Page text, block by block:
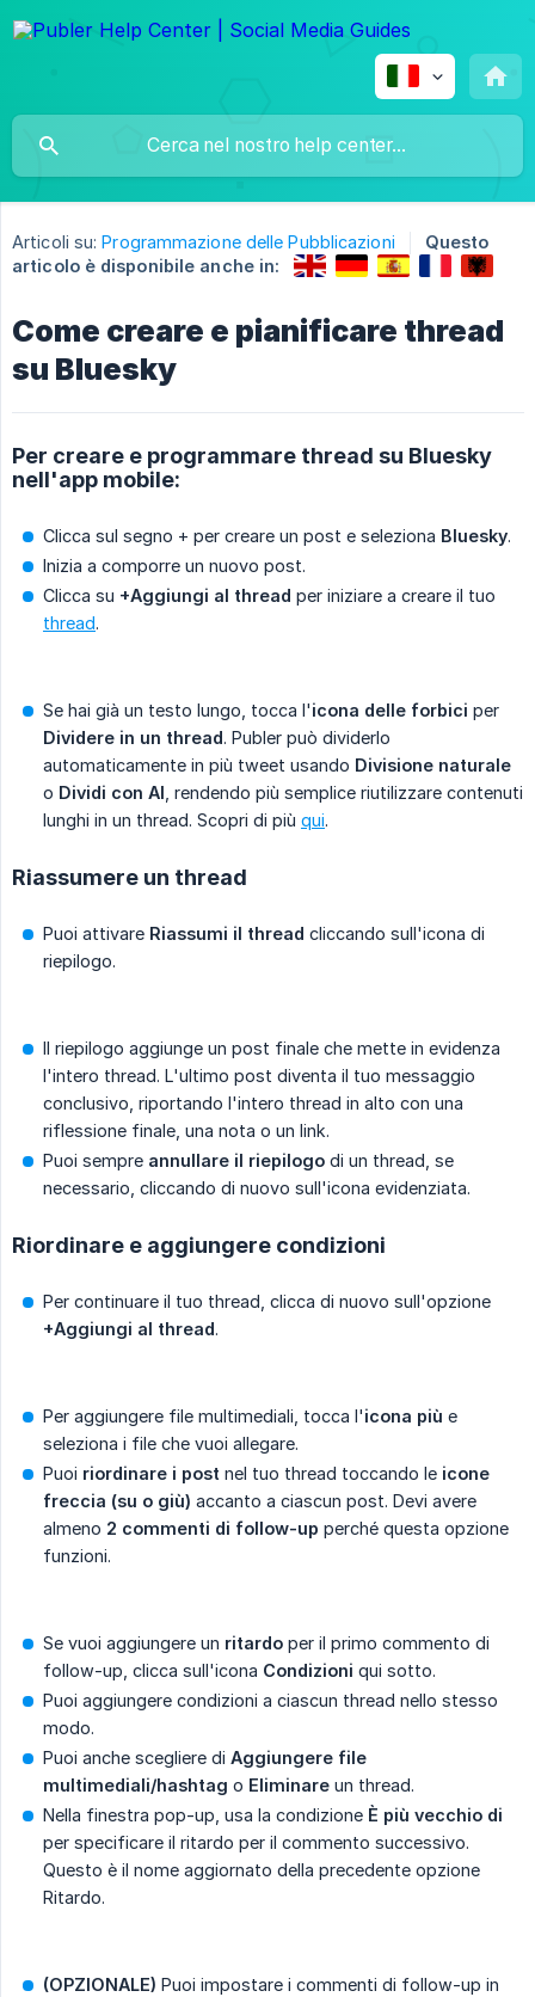
Articoli su: Programmazione delle Pubblicazioni
Questo
articolo è disponibile anche in:
Come creare e pianificare thread
su Bluesky
Per creare e programmare thread su Bluesky
nell'app mobile:
Clicca sul segno + per creare un post e seleziona Bluesky.
Inizia a comporre un nuovo post.
Clicca su +Aggiungi al thread per iniziare a creare il tuo
thread.
Se hai già un testo lungo, tocca l'icona delle forbici per
Dividere in un thread. Publer può dividerlo
automaticamente in più tweet usando Divisione naturale
o Dividi con AI , rendendo più semplice riutilizzare contenuti
lunghi in un thread. Scopri di più qui.
Riassumere un thread
Puoi attivare Riassumi il thread cliccando sull'icona di
riepilogo.
Il riepilogo aggiunge un post finale che mette in evidenza
l'intero thread. L'ultimo post diventa il tuo messaggio
conclusivo, riportando l'intero thread in alto con una
riflessione finale, una nota o un link.
Puoi sempre annullare il riepilogo di un thread, se
necessario, cliccando di nuovo sull'icona evidenziata.
Riordinare e aggiungere condizioni
Per continuare il tuo thread, clicca di nuovo sull'opzione
+Aggiungi al thread.
Per aggiungere file multimediali, tocca l'icona più e
seleziona i file che vuoi allegare.
Puoi riordinare i post nel tuo thread toccando le icone
freccia (su o giù) accanto a ciascun post. Devi avere
almeno 2 commenti di follow-up perché questa opzione
funzioni.
Se vuoi aggiungere un ritardo per il primo commento di
follow-up, clicca sull'icona Condizioni qui sotto.
Puoi aggiungere condizioni a ciascun thread nello stesso
modo.
Puoi anche scegliere di Aggiungere file
multimediali/hashtag o Eliminare un thread.
Nella finestra pop-up, usa la condizione È più vecchio di
per specificare il ritardo per il commento successivo.
Questo è il nome aggiornato della precedente opzione
Ritardo.
(OPZIONALE) Puoi impostare i commenti di follow-up in